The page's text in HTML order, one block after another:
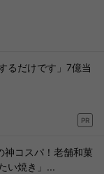
るだけです」7億当
PR
神コスパ！老舗和菓
い焼き」...